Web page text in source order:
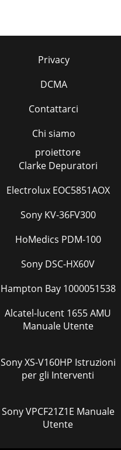
Privacy
DCMA
Contattarci
Chi siamo
proiettore
Clarke Depuratori
Electrolux EOC5851AOX
Sony KV-36FV300
HoMedics PDM-100
Sony DSC-HX60V
Hampton Bay 1000051538
Alcatel-lucent 1655 AMU
Manuale Utente
Sony XS-V160HP Istruzioni
per gli Interventi
Sony VPCF21Z1E Manuale
Utente